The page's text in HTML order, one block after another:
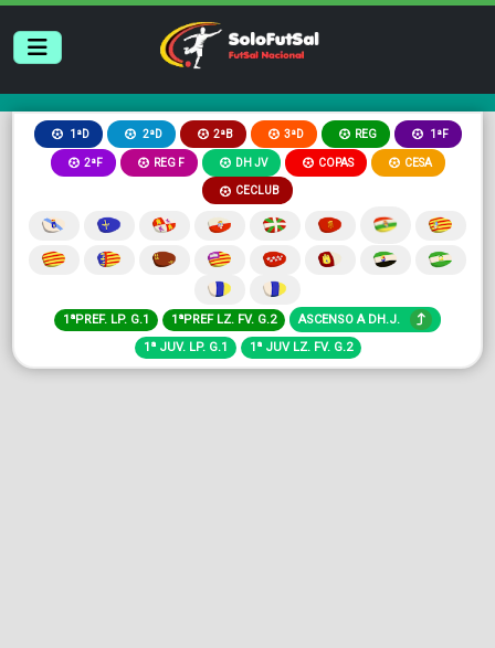
1ªD 2ªD 2ªB 3ªD REG 1ªF
2ªF REG F DH JV COPAS CESA
CECLUB
1ªPREF. LP. G.1 1ªPREF LZ. FV. G.2
ASCENSO A DH.J.
1ª JUV. LP. G.1
1ª JUV LZ. FV. G.2